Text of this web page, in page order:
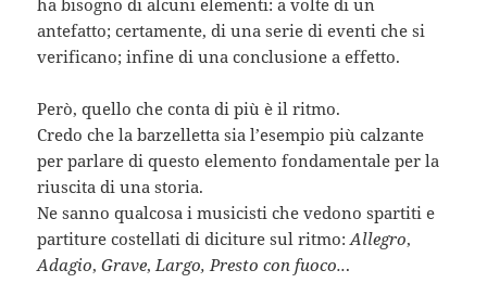
ha bisogno di alcuni elementi: a volte di un
antefatto; certamente, di una serie di eventi che si
verificano; infine di una conclusione a effetto.
Però, quello che conta di più è il ritmo.
Credo che la barzelletta sia l’esempio più calzante
per parlare di questo elemento fondamentale per la
riuscita di una storia.
Ne sanno qualcosa i musicisti che vedono spartiti e
partiture costellati di diciture sul ritmo:Allegro,
Adagio,Grave,Largo, Presto con fuoco...